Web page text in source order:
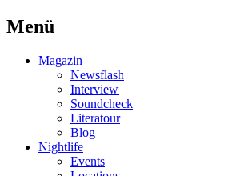
Menü
Magazin
Newsflash
Interview
Soundcheck
Literatour
Blog
Nightlife
Events